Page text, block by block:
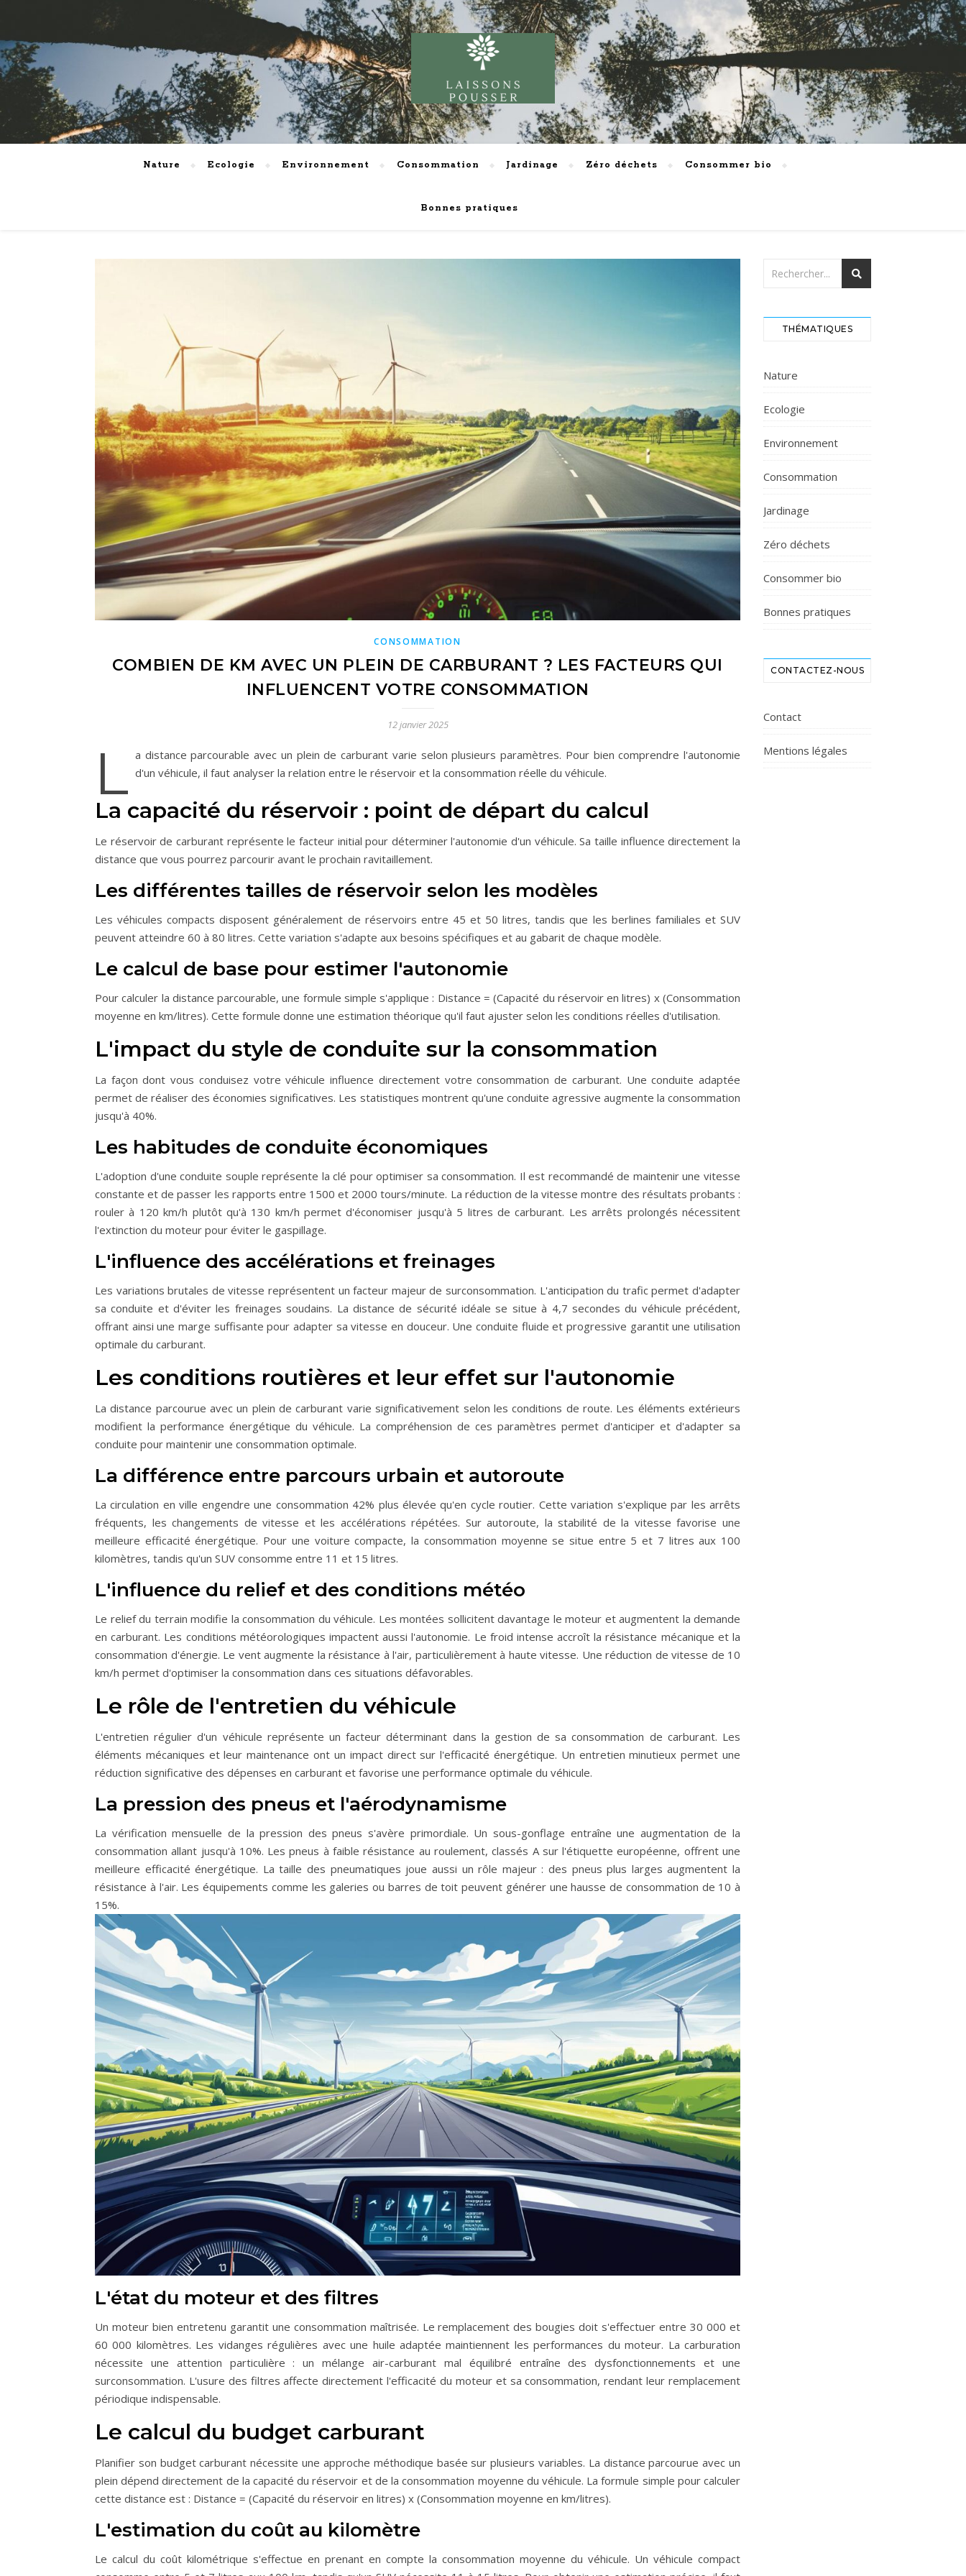
Nature Ecologie Environnement Consommation Jardinage Zéro déchets Consommer bio
Bonnes pratiques
CONSOMMATION
COMBIEN DE KM AVEC UN PLEIN DE CARBURANT ? LES FACTEURS QUI
INFLUENCENT VOTRE CONSOMMATION
12 janvier 2025
L a distance parcourable avec un plein de carburant varie selon plusieurs paramètres. Pour bien comprendre l'autonomie
d'un véhicule, il faut analyser la relation entre le réservoir et la consommation réelle du véhicule.
La capacité du réservoir : point de départ du calcul
Le réservoir de carburant représente le facteur initial pour déterminer l'autonomie d'un véhicule. Sa taille influence directement la
distance que vous pourrez parcourir avant le prochain ravitaillement.
Les différentes tailles de réservoir selon les modèles
Les véhicules compacts disposent généralement de réservoirs entre 45 et 50 litres, tandis que les berlines familiales et SUV
peuvent atteindre 60 à 80 litres. Cette variation s'adapte aux besoins spécifiques et au gabarit de chaque modèle.
Le calcul de base pour estimer l'autonomie
Pour calculer la distance parcourable, une formule simple s'applique : Distance = (Capacité du réservoir en litres) x (Consommation
moyenne en km/litres). Cette formule donne une estimation théorique qu'il faut ajuster selon les conditions réelles d'utilisation.
L'impact du style de conduite sur la consommation
La façon dont vous conduisez votre véhicule influence directement votre consommation de carburant. Une conduite adaptée
permet de réaliser des économies significatives. Les statistiques montrent qu'une conduite agressive augmente la consommation
jusqu'à 40%.
Les habitudes de conduite économiques
L'adoption d'une conduite souple représente la clé pour optimiser sa consommation. Il est recommandé de maintenir une vitesse
constante et de passer les rapports entre 1500 et 2000 tours/minute. La réduction de la vitesse montre des résultats probants :
rouler à 120 km/h plutôt qu'à 130 km/h permet d'économiser jusqu'à 5 litres de carburant. Les arrêts prolongés nécessitent
l'extinction du moteur pour éviter le gaspillage.
L'influence des accélérations et freinages
Les variations brutales de vitesse représentent un facteur majeur de surconsommation. L'anticipation du trafic permet d'adapter
sa conduite et d'éviter les freinages soudains. La distance de sécurité idéale se situe à 4,7 secondes du véhicule précédent,
offrant ainsi une marge suffisante pour adapter sa vitesse en douceur. Une conduite fluide et progressive garantit une utilisation
optimale du carburant.
Les conditions routières et leur effet sur l'autonomie
La distance parcourue avec un plein de carburant varie significativement selon les conditions de route. Les éléments extérieurs
modifient la performance énergétique du véhicule. La compréhension de ces paramètres permet d'anticiper et d'adapter sa
conduite pour maintenir une consommation optimale.
La différence entre parcours urbain et autoroute
La circulation en ville engendre une consommation 42% plus élevée qu'en cycle routier. Cette variation s'explique par les arrêts
fréquents, les changements de vitesse et les accélérations répétées. Sur autoroute, la stabilité de la vitesse favorise une
meilleure efficacité énergétique. Pour une voiture compacte, la consommation moyenne se situe entre 5 et 7 litres aux 100
kilomètres, tandis qu'un SUV consomme entre 11 et 15 litres.
L'influence du relief et des conditions météo
Le relief du terrain modifie la consommation du véhicule. Les montées sollicitent davantage le moteur et augmentent la demande
en carburant. Les conditions météorologiques impactent aussi l'autonomie. Le froid intense accroît la résistance mécanique et la
consommation d'énergie. Le vent augmente la résistance à l'air, particulièrement à haute vitesse. Une réduction de vitesse de 10
km/h permet d'optimiser la consommation dans ces situations défavorables.
Le rôle de l'entretien du véhicule
L'entretien régulier d'un véhicule représente un facteur déterminant dans la gestion de sa consommation de carburant. Les
éléments mécaniques et leur maintenance ont un impact direct sur l'efficacité énergétique. Un entretien minutieux permet une
réduction significative des dépenses en carburant et favorise une performance optimale du véhicule.
La pression des pneus et l'aérodynamisme
La vérification mensuelle de la pression des pneus s'avère primordiale. Un sous-gonflage entraîne une augmentation de la
consommation allant jusqu'à 10%. Les pneus à faible résistance au roulement, classés A sur l'étiquette européenne, offrent une
meilleure efficacité énergétique. La taille des pneumatiques joue aussi un rôle majeur : des pneus plus larges augmentent la
résistance à l'air. Les équipements comme les galeries ou barres de toit peuvent générer une hausse de consommation de 10 à
15%.
L'état du moteur et des filtres
Un moteur bien entretenu garantit une consommation maîtrisée. Le remplacement des bougies doit s'effectuer entre 30 000 et
60 000 kilomètres. Les vidanges régulières avec une huile adaptée maintiennent les performances du moteur. La carburation
nécessite une attention particulière : un mélange air-carburant mal équilibré entraîne des dysfonctionnements et une
surconsommation. L'usure des filtres affecte directement l'efficacité du moteur et sa consommation, rendant leur remplacement
périodique indispensable.
Le calcul du budget carburant
Planifier son budget carburant nécessite une approche méthodique basée sur plusieurs variables. La distance parcourue avec un
plein dépend directement de la capacité du réservoir et de la consommation moyenne du véhicule. La formule simple pour calculer
cette distance est : Distance = (Capacité du réservoir en litres) x (Consommation moyenne en km/litres).
L'estimation du coût au kilomètre
Le calcul du coût kilométrique s'effectue en prenant en compte la consommation moyenne du véhicule. Un véhicule compact
THÉMATIQUES
Nature
Ecologie
Environnement
Consommation
Jardinage
Zéro déchets
Consommer bio
Bonnes pratiques
CONTACTEZ-NOUS
Contact
Mentions légales